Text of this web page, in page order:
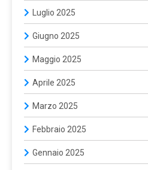
Luglio 2025
Giugno 2025
Maggio 2025
Aprile 2025
Marzo 2025
Febbraio 2025
Gennaio 2025